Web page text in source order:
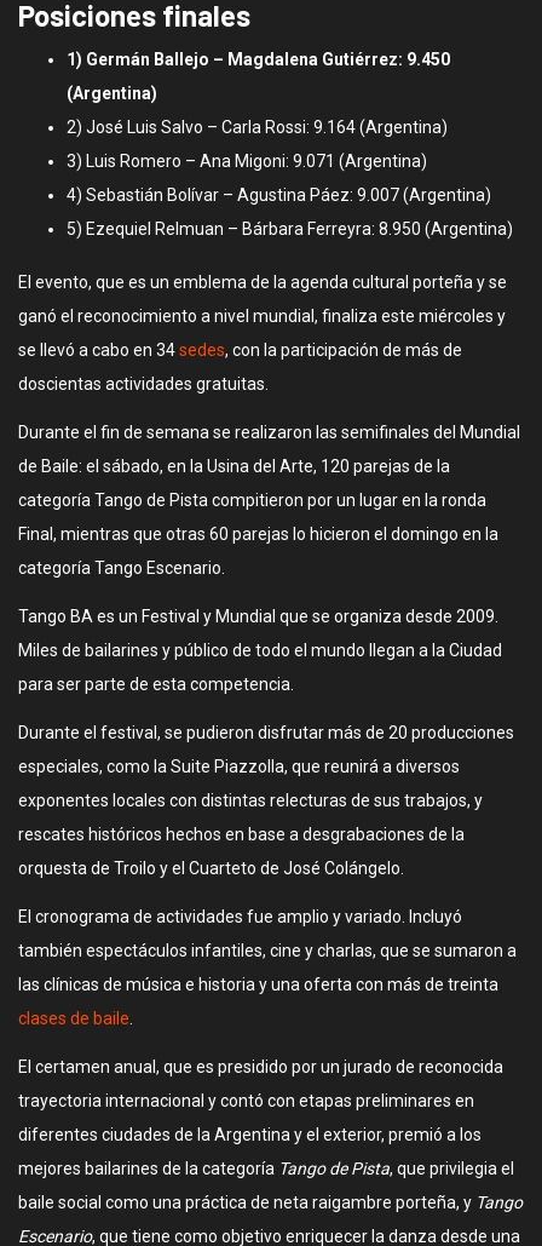
Posiciones finales
1) Germán Ballejo – Magdalena Gutiérrez: 9.450
(Argentina)
2) José Luis Salvo – Carla Rossi: 9.164 (Argentina)
3) Luis Romero – Ana Migoni: 9.071 (Argentina)
4) Sebastián Bolívar – Agustina Páez: 9.007 (Argentina)
5) Ezequiel Relmuan – Bárbara Ferreyra: 8.950 (Argentina)
El evento, que es un emblema de la agenda cultural porteña y se
ganó el reconocimiento a nivel mundial, finaliza este miércoles y
se llevó a cabo en 34sedes, con la participación de más de
doscientas actividades gratuitas.
Durante el fin de semana se realizaron las semifinales del Mundial
de Baile: el sábado, en la Usina del Arte, 120 parejas de la
categoría Tango de Pista compitieron por un lugar en la ronda
Final, mientras que otras 60 parejas lo hicieron el domingo en la
categoría Tango Escenario.
Tango BA es un Festival y Mundial que se organiza desde 2009.
Miles de bailarines y público de todo el mundo llegan a la Ciudad
para ser parte de esta competencia.
Durante el festival, se pudieron disfrutar más de 20 producciones
especiales, como la Suite Piazzolla, que reunirá a diversos
exponentes locales con distintas relecturas de sus trabajos, y
rescates históricos hechos en base a desgrabaciones de la
orquesta de Troilo y el Cuarteto de José Colángelo.
El cronograma de actividades fue amplio y variado. Incluyó
también espectáculos infantiles, cine y charlas, que se sumaron a
las clínicas de música e historia y una oferta con más de treinta
clases de baile
El certamen anual, que es presidido por un jurado de reconocida
trayectoria internacional y contó con etapas preliminares en
diferentes ciudades de la Argentina y el exterior, premió a los
mejores bailarines de la categoría Tango de Pista, que privilegia el
baile social como una práctica de neta raigambre porteña, y Tango
Escenario, que tiene como objetivo enriquecer la danza desde una